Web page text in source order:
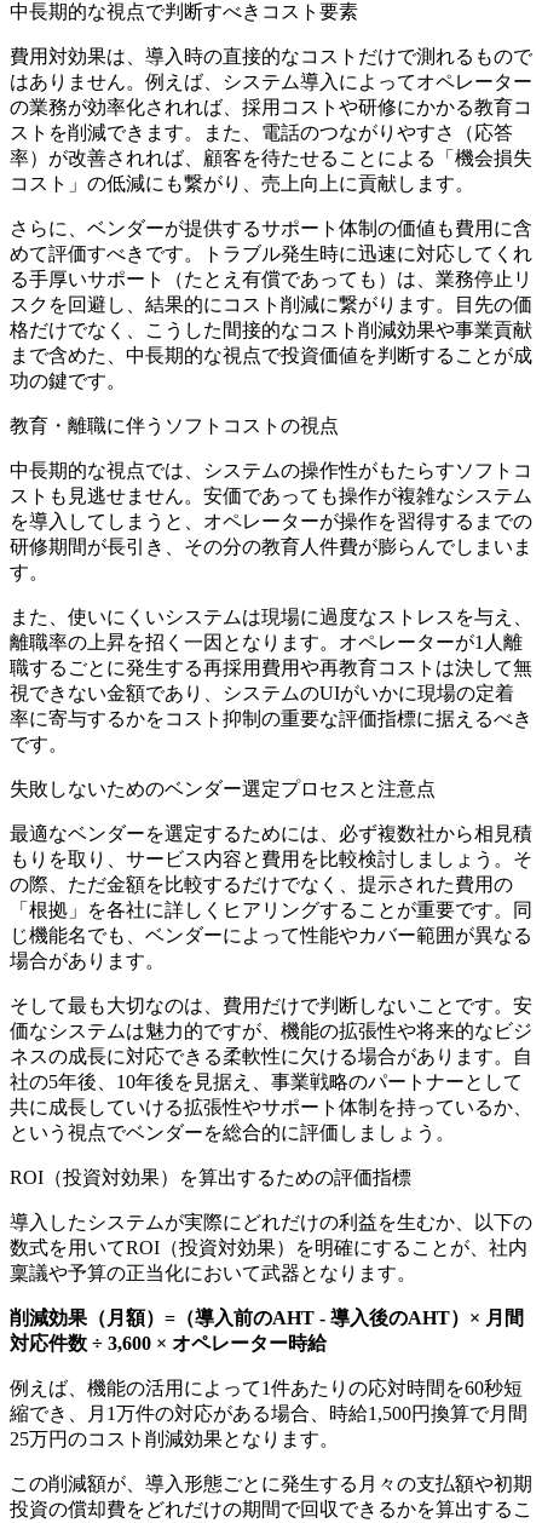
中長期的な視点で判断すべきコスト要素
費用対効果は、導入時の直接的なコストだけで測れるもので
はありません。例えば、システム導入によってオペレーター
の業務が効率化されれば、 採用コストや研修にかかる教育コ
ストを削減できます。また、電話のつながりやすさ（応答
率）が改善されれば、顧客を待たせることによる
「機会損失
コスト」の低減にも繋がり、売上向上に貢献します。
さらに、ベンダーが提供するサポート体制の価値 も費用に含
めて評価すべきです。トラブル発生時に迅速に対応してくれ
る手厚いサポート（たとえ有償であっても）は、業務停止リ
スクを回避し、結果的にコスト削減に繋がります。目先の価
格だけでなく、こうした間接的なコスト削減効果や事業貢献
まで含めた、中長期的な視点で投資価値を判断することが成
功の鍵です。
教育・離職に伴うソフトコストの視点
中長期的な視点では、システムの操作性がもたらすソフトコ
スト も見逃せません。安価であっても操作が複雑なシステム
を導入してしまうと、オペレーターが操作を習得するまでの
研修期間が長引き、その分の教育人件費が膨らんでしまいま
す。
また、使いにくいシステムは現場に過度なストレスを与え、
離職率の上昇を招く一因となります。オペレーターが1人離
職するごとに発生する再採用費用や再教育コストは決して無
視できない金額であり、
システムのUIがいかに現場の定着
率に寄与するかをコスト抑制の重要な評価指標に据えるべき
です。
失敗しないためのベンダー選定プロセスと注意点
最適なベンダーを選定するためには、必ず複数社から相見積
もり を取り、サービス内容と費用を比較検討しましょう。そ
の際、ただ金額を比較するだけでなく、提示された費用の
「根拠」を各社に詳しくヒアリングすることが重要です。同
じ機能名でも、ベンダーによって性能やカバー範囲が異なる
場合があります。
そして最も大切なのは、 費用だけで判断しないことです。安
価なシステムは魅力的ですが、機能の拡張性や将来的なビジ
ネスの成長に対応できる柔軟性に欠ける場合があります。自
社の5年後、10年後を見据え、事業戦略のパートナーとして
共に成長していける拡張性やサポート体制を持っているか、
という視点でベンダーを総合的に評価しましょう。
ROI（投資対効果）を算出するための評価指標
導入したシステムが実際にどれだけの利益を生むか、以下の
数式を用いてROI（投資対効果）を明確にすることが、社内
稟議や予算の正当化において武器となります。
削減効果（月額）=（導入前のAHT - 導入後のAHT）× 月間
対応件数 ÷ 3,600 × オペレーター時給
例えば、機能の活用によって1件あたりの応対時間を60秒短
縮でき、月1万件の対応がある場合、時給1,500円換算で月間
25万円のコスト削減効果となります。
この削減額が、導入形態ごとに発生する月々の支払額や初期
投資の償却費をどれだけの期間で回収できるかを算出するこ